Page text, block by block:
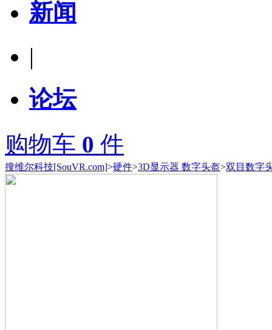
新闻
|
论坛
购物车 0 件
搜维尔科技[SouVR.com]>硬件>3D显示器 数字头盔>双目数字